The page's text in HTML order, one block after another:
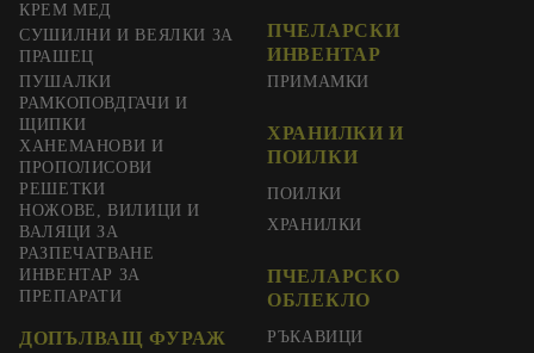
КРЕМ МЕД
СУШИЛНИ И ВЕЯЛКИ ЗА
ПРАШЕЦ
ПЧЕЛАРСКИ
ИНВЕНТАР
ПУШАЛКИ
РАМКОПОВДГАЧИ И
ЩИПКИ
ХАНЕМАНОВИ И
ПРОПОЛИСОВИ
РЕШЕТКИ
НОЖОВЕ, ВИЛИЦИ И
ВАЛЯЦИ ЗА
РАЗПЕЧАТВАНЕ
ИНВЕНТАР ЗА
ПРЕПАРАТИ
ДОПЪЛВАЩ ФУРАЖ
ПРИМАМКИ
ХРАНИЛКИ И
ПОИЛКИ
ПОИЛКИ
ХРАНИЛКИ
ПЧЕЛАРСКО
ОБЛЕКЛО
РЪКАВИЦИ